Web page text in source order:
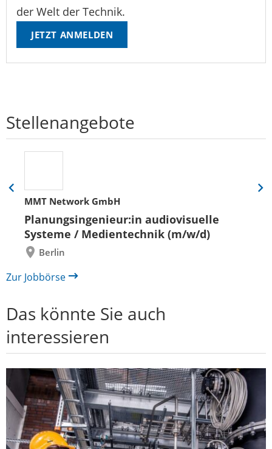
der Welt der Technik.
JETZT ANMELDEN
Stellenangebote
MMT Network GmbH
Planungsingenieur:in audiovisuelle
Systeme / Medientechnik (m/w/d)
Berlin
Eine
Folie
zurück
Eine
Zur Jobbörse
Das könnte Sie auch
interessieren